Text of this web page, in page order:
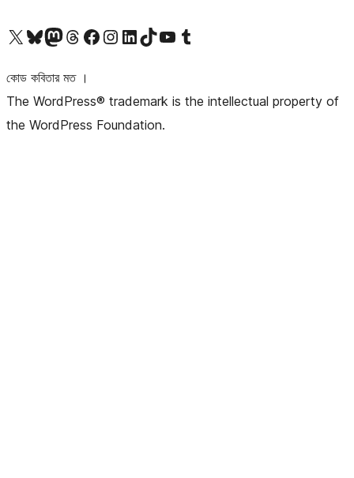
আমাদের X (আগের টুইটার) অ্যাকাউন্টে যানআমাদের Bluesky অ্যাকাউন্টটি দেখুনআমাদের মাস্টোডন অ্যাকাউন্টটি দেখুনআমাদের থ্রেডস অ্যাকাউন্টটি দেখুনআমাদের ফেসবুক পেজ দেখুনআমাদের ইন্সটাগ্রাম অ্যাকাউন্ট দেখুনআমাদের লিঙ্কডইন অ্যাকাউন্টে যানআমাদের TikTok অ্যাকাউন্টটি দেখুনআমাদের ইউটিউব চ্যানেলে যান আমাদের টাম্বলার অ্যাকাউন্ট দেখুন
কোড কবিতার মত ।
The WordPress® trademark is the intellectual property of
the WordPress Foundation.